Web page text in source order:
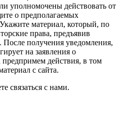
уполномочены действовать от
о предполагаемых
материал, который, по
права, предъявив
После получения уведомления,
на заявления о
действия, в том
с сайта.
связаться с нами.